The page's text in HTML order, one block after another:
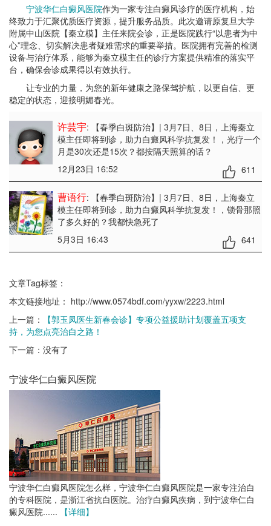
宁波华仁白癜风医院作为一家专注白癜风诊疗的医疗机构，始
终致力于汇聚优质医疗资源，提升服务品质。此次邀请原复旦大学
附属中山医院【秦立模】主任来院会诊，正是医院践行“以患者为中
心”理念、切实解决患者疑难需求的重要举措。医院拥有完善的检测
设备与治疗体系，能够为秦立模主任的诊疗方案提供精准的落实平
台，确保会诊成果得以有效执行。
让专业的力量，为您的新年健康之路保驾护航，以更自信、更
稳定的状态，迎接明媚春光。
许芸宇: 【春季白斑防治】| 3月7日、8日，上海秦立
模主任即将到诊，助力白癜风科学抗复发！ ，光疗一个
月是30次还是15次？都按隔天照算的话？
12月23日 16:52
611
曹语行: 【春季白斑防治】| 3月7日、8日，上海秦立
模主任即将到诊，助力白癜风科学抗复发！ ，锁骨那照
了多久好的？我都快急死了
5月3日 16:43
641
文章Tag标签：
本文链接地址： http://www.0574bdf.com/yyxw/2223.html
上一篇：
【郭玉凤医生新春会诊】专项公益援助计划覆盖五项支
持，为您点亮治白之路！
下一篇：没有了
宁波华仁白癜风医院
宁波华仁白癜风医院怎么样，宁波华仁白癜风医院是一家专注治白
的专科医院，是浙江省抗白医院。治疗白癜风疾病，到宁波华仁白
癜风医院......
【详细】